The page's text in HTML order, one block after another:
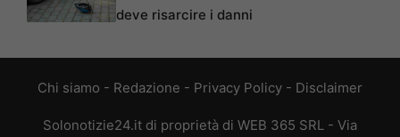
deve risarcire i danni
Chi siamo - Redazione - Privacy Policy - Disclaimer
Solonotizie24.it di proprietà di WEB 365 SRL - Via